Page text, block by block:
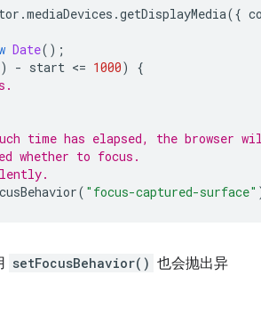
.mediaDevices .getDisplayMedia({
Date();
- start <= 1000)
{
time has elapsed, the browser
whether to focus.
( "focus-captured-surface"
setFocusBehavior() 也会抛出异